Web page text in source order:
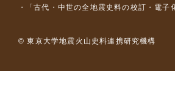
「古代・中世の全地震史料の校訂・電
© 東京大学地震火山史料連携研究機構